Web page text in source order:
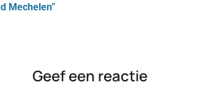
Mechelen”
Geef een reactie